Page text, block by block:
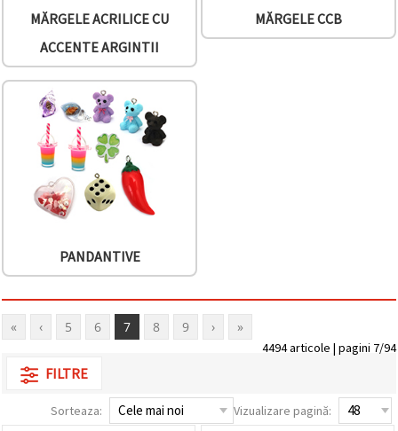
MĂRGELE ACRILICE CU
ACCENTE ARGINTII
MĂRGELE CCB
PANDANTIVE
« ‹ 5 6 7 8 9 › »
4494 articole | pagini 7/94
FILTRE
Sorteaza: Vizualizare pagină: